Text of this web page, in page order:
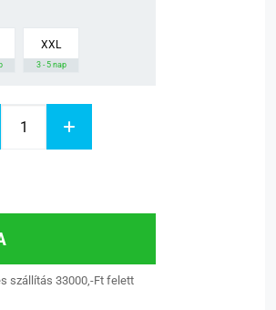
XXL
3 - 5 nap
szállítás 33000,-Ft felett